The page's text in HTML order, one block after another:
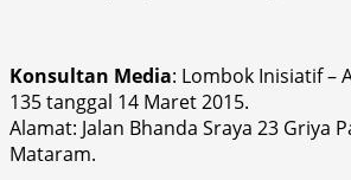
Konsultan Media: Lombok Inisiatif –
135 tanggal 14 Maret 2015.
Alamat: Jalan Bhanda Sraya 23 Griya
Mataram.